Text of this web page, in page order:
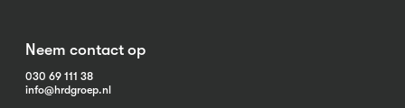
Neem contact op
030 69 111 38
info@hrdgroep.nl